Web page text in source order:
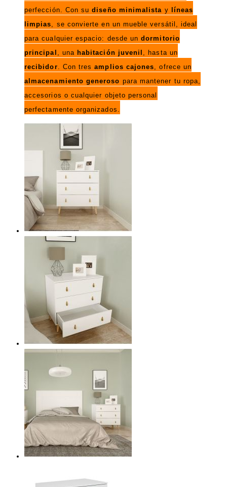
perfección. Con sudiseño minimalista y
líneas
limpias , se convierte en un mueble versátil, ideal
para cualquier espacio: desde undormitorio
principal
, una habitación juvenil
, hasta un
recibidor . Con tresamplios cajones , ofrece un
almacenamiento generoso para mantener tu ropa,
accesorios o cualquier objeto personal
perfectamente organizados.